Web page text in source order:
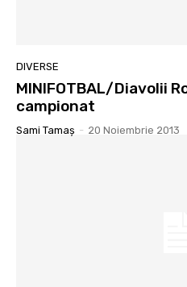
DIVERSE
MINIFOTBAL/Diavolii
campionat
Sami Tamaş - 20 Noiembrie 2013